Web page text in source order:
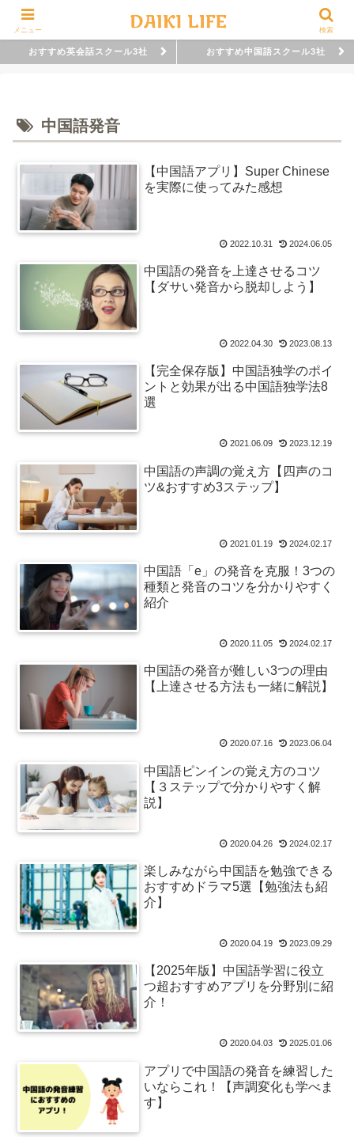
おすすめ英会話スクール3社 おすすめ中国語スクール3社
中国語発音
【中国語アプリ】Super Chinese
を実際に使ってみた感想
2022.10.31 2024.06.05
中国語の発音を上達させるコツ
【ダサい発音から脱却しよう】
2022.04.30 2023.08.13
【完全保存版】中国語独学のポイ
ントと効果が出る中国語独学法8
選
2021.06.09 2023.12.19
中国語の声調の覚え方【四声のコ
ツ&おすすめ3ステップ】
2021.01.19 2024.02.17
中国語「e」の発音を克服！3つの
種類と発音のコツを分かりやすく
紹介
2020.11.05 2024.02.17
中国語の発音が難しい3つの理由
【上達させる方法も一緒に解説】
2020.07.16 2023.06.04
中国語ピンインの覚え方のコツ
【３ステップで分かりやすく解
説】
2020.04.26 2024.02.17
楽しみながら中国語を勉強できる
おすすめドラマ5選【勉強法も紹
介】
2020.04.19 2023.09.29
【2025年版】中国語学習に役立
つ超おすすめアプリを分野別に紹
介！
2020.04.03 2025.01.06
アプリで中国語の発音を練習した
いならこれ！【声調変化も学べま
す】
メニュー 検索